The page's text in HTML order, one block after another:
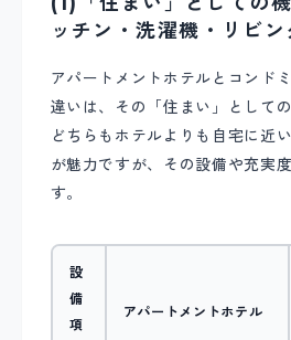
ッチン・洗濯機・リビン
アパートメントホテルとコンド
違いは、その「住まい」として
どちらもホテルよりも自宅に近
が魅力ですが、その設備や充実
す。
設
備
項
アパートメントホテル